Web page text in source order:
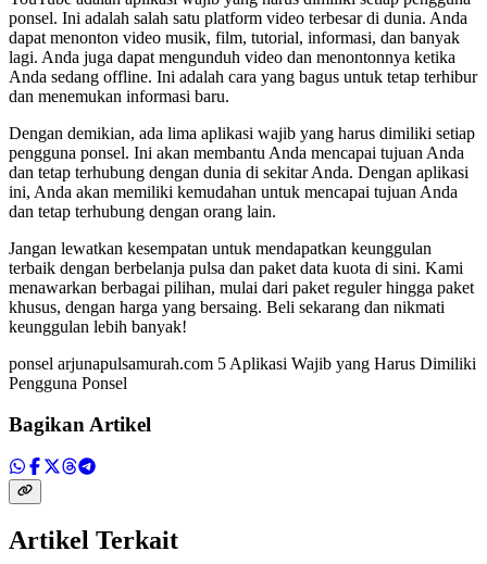
ponsel. Ini adalah salah satu platform video terbesar di dunia. Anda
dapat menonton video musik, film, tutorial, informasi, dan banyak
lagi. Anda juga dapat mengunduh video dan menontonnya ketika
Anda sedang offline. Ini adalah cara yang bagus untuk tetap terhibur
dan menemukan informasi baru.
Dengan demikian, ada lima aplikasi wajib yang harus dimiliki setiap
pengguna ponsel. Ini akan membantu Anda mencapai tujuan Anda
dan tetap terhubung dengan dunia di sekitar Anda. Dengan aplikasi
ini, Anda akan memiliki kemudahan untuk mencapai tujuan Anda
dan tetap terhubung dengan orang lain.
Jangan lewatkan kesempatan untuk mendapatkan keunggulan
terbaik dengan berbelanja pulsa dan paket data kuota di sini. Kami
menawarkan berbagai pilihan, mulai dari paket reguler hingga paket
khusus, dengan harga yang bersaing. Beli sekarang dan nikmati
keunggulan lebih banyak!
ponsel arjunapulsamurah.com 5 Aplikasi Wajib yang Harus Dimiliki
Pengguna Ponsel
Bagikan Artikel
Artikel Terkait